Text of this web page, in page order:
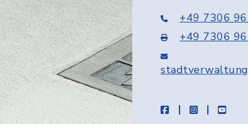
+49 7306
+49 7306
facebookinstagram